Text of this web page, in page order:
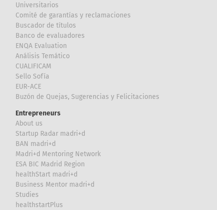
Universitarios
Comité de garantías y reclamaciones
Buscador de títulos
Banco de evaluadores
ENQA Evaluation
Análisis Temático
CUALIFICAM
Sello Sofía
EUR-ACE
Buzón de Quejas, Sugerencias y Felicitaciones
Entrepreneurs
About us
Startup Radar madri+d
BAN madri+d
Madri+d Mentoring Network
ESA BIC Madrid Region
healthStart madri+d
Business Mentor madri+d
Studies
healthstartPlus